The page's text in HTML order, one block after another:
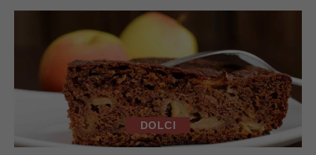
DOLCI